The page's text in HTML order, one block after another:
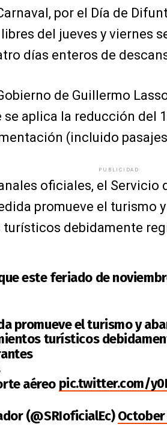
por el Día de
del jueves y viernes
días enteros de
de Guillermo
aplica la reducción del
(incluido
PUBLICIDAD
oficiales, el Servicio
promueve el turismo
debidamente
este feriado de
promueve el turismo y
turísticos
aéreo pic.twitter.com/
(@SRIoficialEc)October